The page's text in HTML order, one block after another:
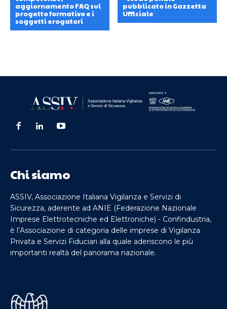
aggiornamento FAQ sul
progetto formativo e i
soggetti erogatori
pubblicato in Gazzetta
Ufficiale
Chi siamo
ASSIV, Associazione Italiana Vigilanza e Servizi di
Sicurezza, aderente ad ANIE (Federazione Nazionale
Imprese Elettrotecniche ed Elettroniche) - Confindustria,
è l’Associazione di categoria delle imprese di Vigilanza
Privata e Servizi Fiduciari alla quale aderiscono le più
importanti realtà del panorama nazionale.